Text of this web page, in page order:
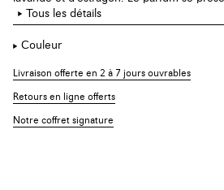
verre opaque dans une teinte rustique
Tous les détails
Couleur
Livraison offerte en 2 à 7 jours ouvrables
Retours en ligne offerts
Notre coffret signature